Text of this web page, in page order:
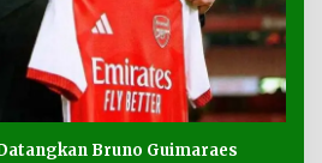
Bruno Guimaraes